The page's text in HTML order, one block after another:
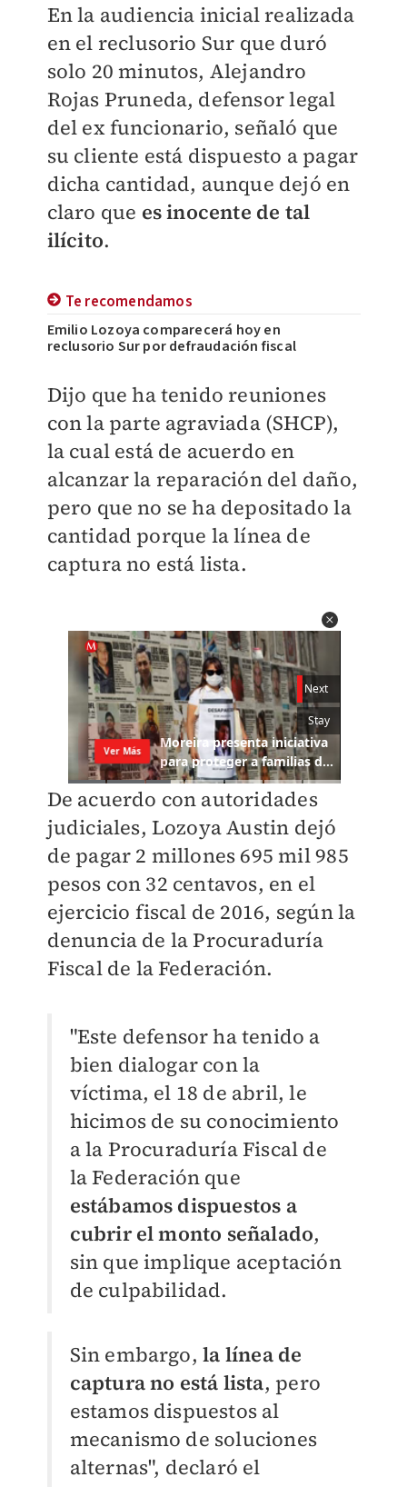
En la audiencia inicial realizada
en el reclusorio Sur que duró
solo 20 minutos, Alejandro
Rojas Pruneda, defensor legal
del ex funcionario, señaló que
su cliente está dispuesto a pagar
dicha cantidad, aunque dejó en
claro que es inocente de tal
ilícito.
Te recomendamos
Emilio Lozoya comparecerá hoy en
reclusorio Sur por defraudación fiscal
Dijo que ha tenido reuniones
con la parte agraviada (SHCP),
la cual está de acuerdo en
alcanzar la reparación del daño,
pero que no se ha depositado la
cantidad porque la línea de
captura no está lista.
De acuerdo con autoridades
judiciales, Lozoya Austin dejó
de pagar 2 millones 695 mil 985
pesos con 32 centavos, en el
ejercicio fiscal de 2016, según la
denuncia de la Procuraduría
Fiscal de la Federación.
"Este defensor ha tenido a
bien dialogar con la
víctima, el 18 de abril, le
hicimos de su conocimiento
a la Procuraduría Fiscal de
la Federación que
estábamos dispuestos a
cubrir el monto señalado,
sin que implique aceptación
de culpabilidad.
Sin embargo, la línea de
captura no está lista, pero
estamos dispuestos al
mecanismo de soluciones
alternas", declaró el